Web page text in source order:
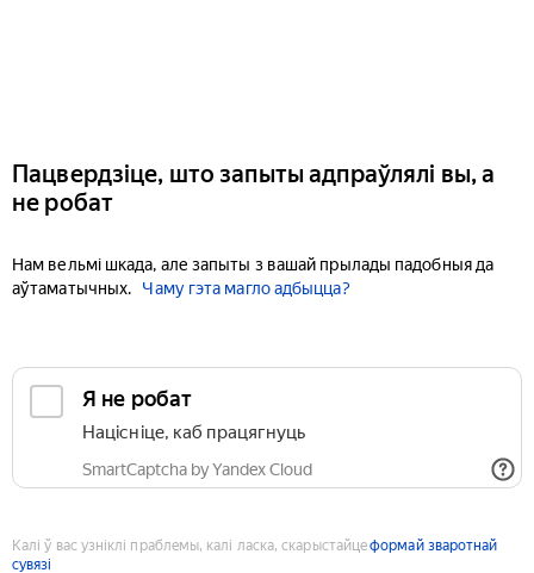
Пацвердзіце, што запыты адпраўлялі вы, а
не робат
Нам вельмі шкада, але запыты з вашай прылады падобныя да
аўтаматычных.
Чаму гэта магло адбыцца?
Я не робат
Націсніце, каб працягнуць
SmartCaptcha by Yandex Cloud
Калі ў вас узніклі праблемы, калі ласка, скарыстайцеформай зваротнай
сувязі